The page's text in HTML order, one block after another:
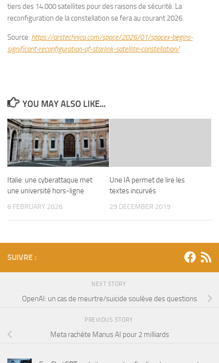
tiers des 14.000 satellites pour des raisons de sécurité. La
reconfiguration de la constellation se fera au courant 2026.
Source: https://arstechnica.com/space/2026/01/spacex-begins-
significant-reconfiguration-of-starlink-satellite-constellation/
YOU MAY ALSO LIKE...
Italie: une cyberattaque met
une université hors-ligne
6 FEBRUARY 2026
Une IA permet de lire les
textes incurvés
29 DECEMBER 2019
SUIVRE :
NEXT STORY
OpenAI: un cas de meurtre/suicide soulève des questions
PREVIOUS STORY
Meta rachète Manus AI pour 2 milliards